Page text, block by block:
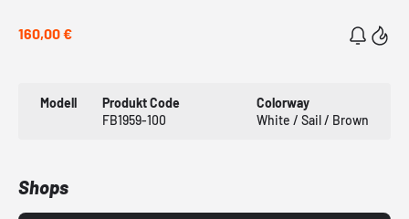
160,00 €
Modell
Produkt Code
FB1959-100
Colorway
White / Sail / Brown
Shops